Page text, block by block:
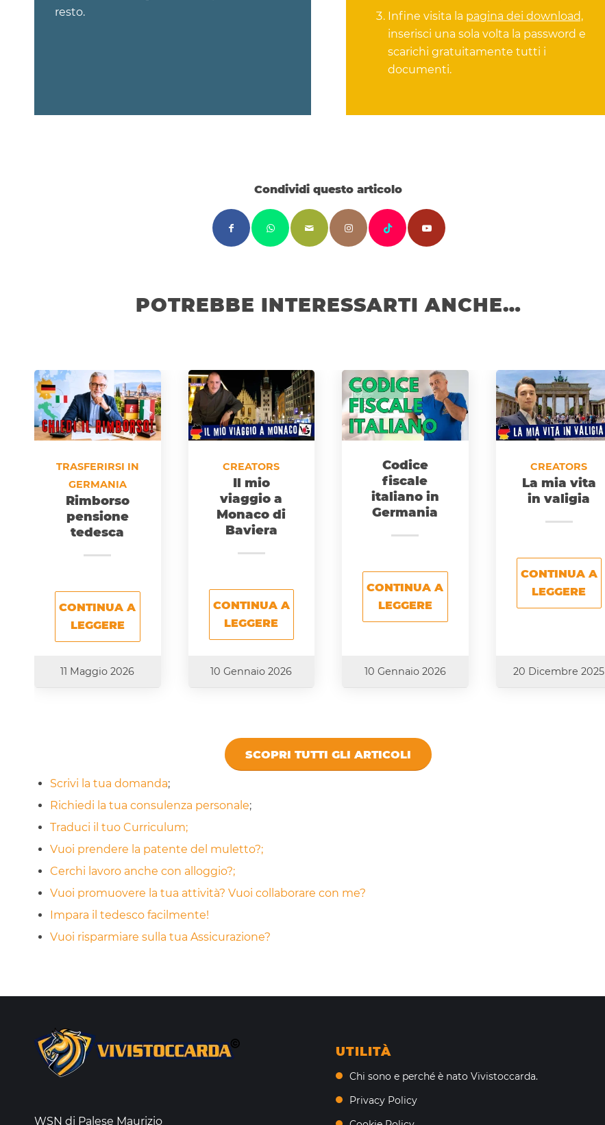
resto.
Infine visita la pagina dei download,
inserisci una sola volta la password e
scarichi gratuitamente tutti i
documenti.
Condividi questo articolo
POTREBBE INTERESSARTI ANCHE…
TRASFERIRSI IN
GERMANIA
Rimborso
pensione
tedesca
CONTINUA A
LEGGERE
11 Maggio 2026
CREATORS
Il mio
viaggio a
Monaco di
Baviera
CONTINUA A
LEGGERE
10 Gennaio 2026
Codice
fiscale
italiano in
Germania
CONTINUA A
LEGGERE
10 Gennaio 2026
CREATORS
La mia vita
in valigia
CONTINUA A
LEGGERE
20 Dicembre 2025
SCOPRI TUTTI GLI ARTICOLI
Scrivi la tua domanda;
Richiedi la tua consulenza personale;
Traduci il tuo Curriculum;
Vuoi prendere la patente del muletto?;
Cerchi lavoro anche con alloggio?;
Vuoi promuovere la tua attività? Vuoi collaborare con me?
Impara il tedesco facilmente!
Vuoi risparmiare sulla tua Assicurazione?
WSN di Palese Maurizio
UTILITÀ
Chi sono e perché è nato Vivistoccarda.
Privacy Policy